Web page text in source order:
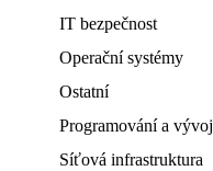
IT bezpečnost
Operační systémy
Ostatní
Programování a vývoj
Síťová infrastruktura